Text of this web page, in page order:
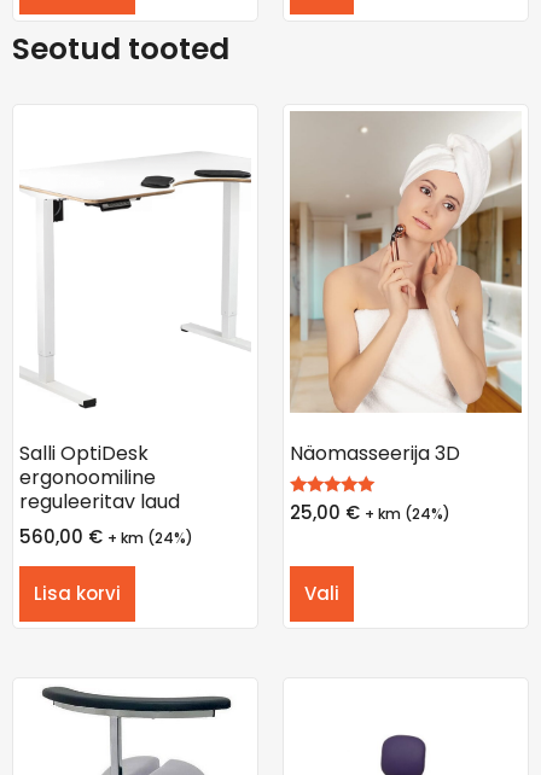
Seotud tooted
Salli OptiDesk
ergonoomiline
reguleeritav laud
560,00 € + km (24%)
Lisa korvi
Näomasseerija 3D
Hinnanguga
5.00
25,00 € + km (24%)
Vali